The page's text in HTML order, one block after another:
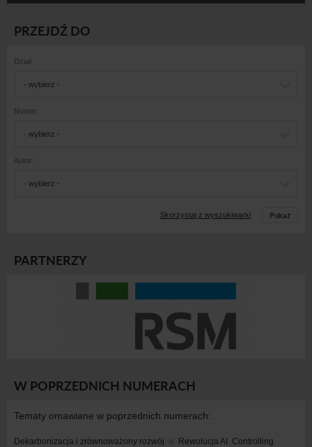
PRZEJDŹ DO
Dział:
- wybierz -
Numer:
- wybierz -
Autor:
- wybierz -
Skorzystaj z wyszukiwarki Pokaż
PARTNERZY
W POPRZEDNICH NUMERACH
Tematy omawiane w poprzednich numerach:
Dekarbonizacja i zrównoważony rozwój
Rewolucja AI. Controlling